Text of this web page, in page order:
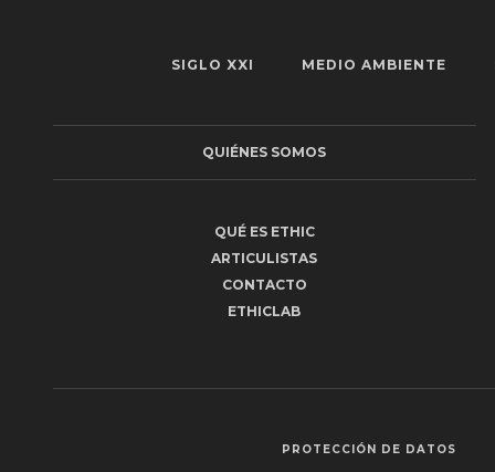
SIGLO XXI MEDIO AMBIENTE
QUIÉNES SOMOS
QUÉ ES ETHIC
ARTICULISTAS
CONTACTO
ETHICLAB
PROTECCIÓN DE DATOS